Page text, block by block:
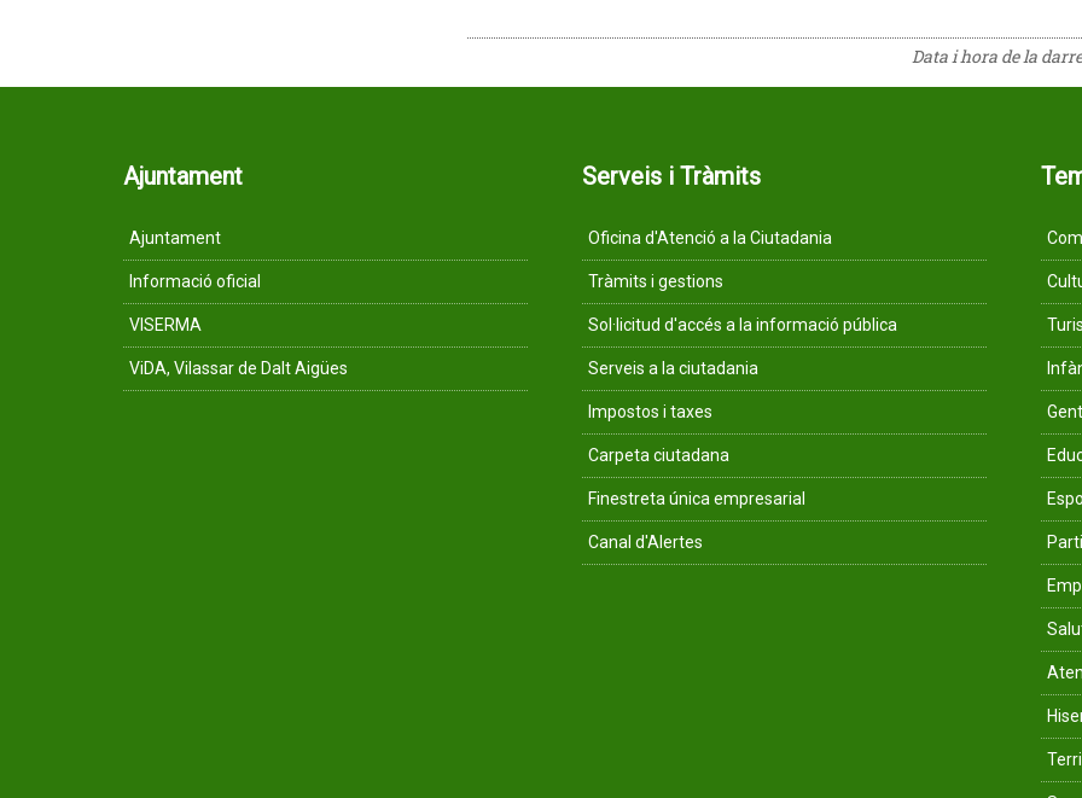
Data i hora de la
Ajuntament
Ajuntament
Informació oficial
VISERMA
ViDA, Vilassar de Dalt Aigües
Serveis i Tràmits
Oficina d'Atenció a la Ciutadania
Tràmits i gestions
Sol·licitud d'accés a la informació pública
Serveis a la ciutadania
Impostos i taxes
Carpeta ciutadana
Finestreta única empresarial
Canal d'Alertes